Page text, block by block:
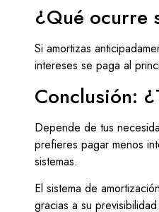
¿Qué ocurre
Si amortizas
intereses se paga al
Conclusión:
Depende de tus
prefieres pagar menos
sistemas.
El sistema de
gracias a su